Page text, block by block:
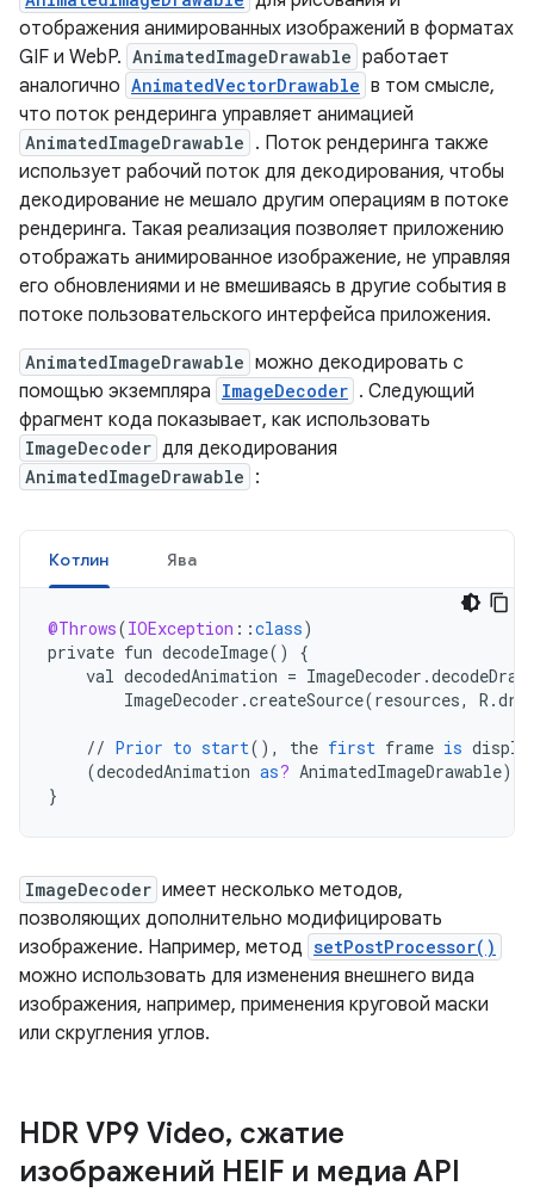
отображения анимированных изображений в форматах
GIF и WebP. AnimatedImageDrawable работает
аналогично AnimatedVectorDrawable в том смысле,
что поток рендеринга управляет анимацией
AnimatedImageDrawable . Поток рендеринга также
использует рабочий поток для декодирования, чтобы
декодирование не мешало другим операциям в потоке
рендеринга. Такая реализация позволяет приложению
отображать анимированное изображение, не управляя
его обновлениями и не вмешиваясь в другие события в
потоке пользовательского интерфейса приложения.
AnimatedImageDrawable можно декодировать с
помощью экземпляра ImageDecoder . Следующий
фрагмент кода показывает, как использовать
ImageDecoder для декодирования
AnimatedImageDrawable :
Котлин Ява
@Throws(IOException : :class)
private fun decodeImage()
{
val decodedAnimation = ImageDecoder .
ImageDecoder .createSource(resources, R .
// Prior to start(), the first frame is
(decodedAnimation as? AnimatedImageDrawable)
}
ImageDecoder имеет несколько методов,
позволяющих дополнительно модифицировать
изображение. Например, метод setPostProcessor()
можно использовать для изменения внешнего вида
изображения, например, применения круговой маски
или скругления углов.
HDR VP9 Video, сжатие
изображений HEIF и медиа API